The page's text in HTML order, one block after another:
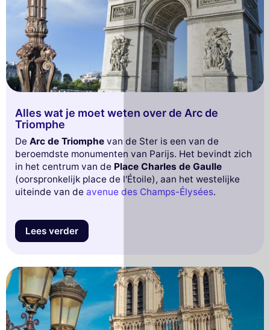
Alles wat je moet weten over de Arc de
Triomphe
De Arc de Triomphe van de Ster is een van de
beroemdste monumenten van Parijs. Het bevindt zich
in het centrum van de Place Charles de Gaulle
(oorspronkelijk place de l'Étoile), aan het westelijke
uiteinde van de avenue des Champs-Élysées.
Lees verder